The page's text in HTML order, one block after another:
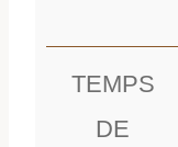
TEMPS
DE